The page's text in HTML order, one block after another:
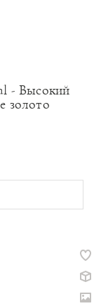
- Высокий
золото